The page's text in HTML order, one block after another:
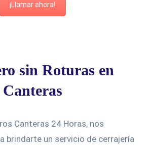
¡Llamar ahora!
sin Roturas en
Canteras
Canteras 24 Horas, nos
brindarte un servicio de cerrajería